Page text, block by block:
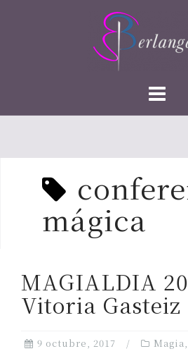
mágica
MAGIALDIA
Vitoria Gasteiz
9 octubre, 2017 Magia,